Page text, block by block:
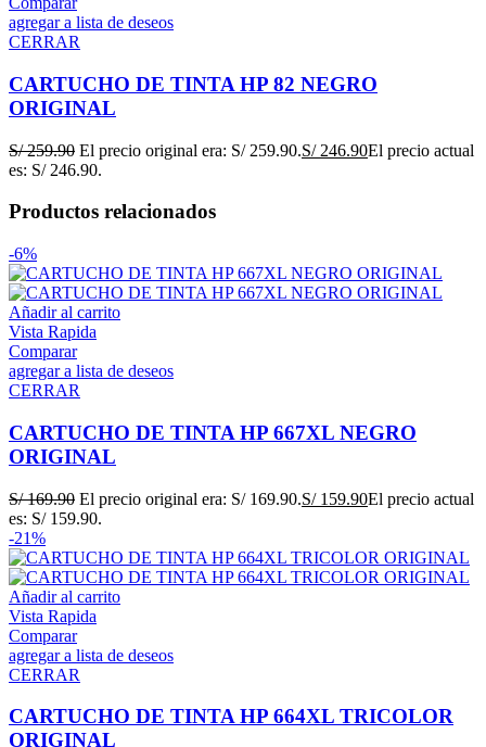
agregar a lista de deseos
CERRAR
CARTUCHO DE TINTA HP 82 NEGRO
ORIGINAL
S/259.90 El precio original era: S/ 259.90.S/246.90El precio actual
es: S/ 246.90.
Productos relacionados
-6%
Añadir al carrito
Vista Rapida
Comparar
agregar a lista de deseos
CERRAR
CARTUCHO DE TINTA HP 667XL NEGRO
ORIGINAL
S/169.90 El precio original era: S/ 169.90.S/159.90El precio actual
es: S/ 159.90.
-21%
Añadir al carrito
Vista Rapida
Comparar
agregar a lista de deseos
CERRAR
CARTUCHO DE TINTA HP 664XL TRICOLOR
ORIGINAL